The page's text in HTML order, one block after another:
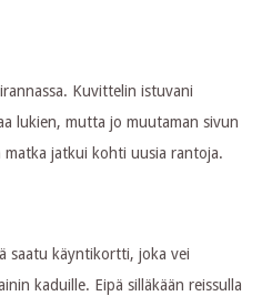
Kuvittelin istuvani
lukien, mutta jo muutaman sivun
matka jatkui kohti uusia rantoja.
saatu käyntikortti, joka vei
kaduille. Eipä silläkään reissulla